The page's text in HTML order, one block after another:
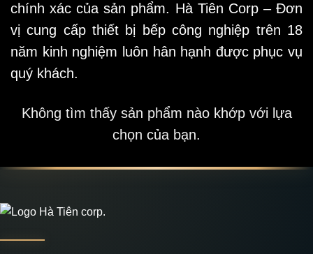
chính xác của sản phẩm. Hà Tiên Corp – Đơn
vị cung cấp thiết bị bếp công nghiệp trên 18
năm kinh nghiệm luôn hân hạnh được phục vụ
quý khách.
Không tìm thấy sản phẩm nào khớp với lựa
chọn của bạn.